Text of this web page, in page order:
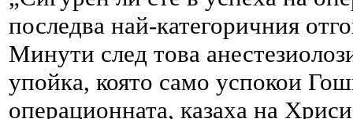
последва най-категоричния
Минути след това
упойка, която само успокои
операционната, казаха на